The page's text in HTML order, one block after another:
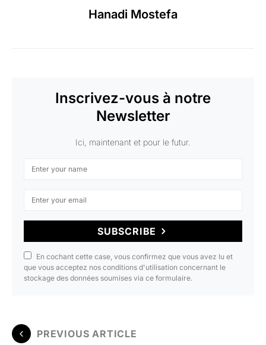
Hanadi Mostefa
Inscrivez-vous à notre
Newsletter
Ici, maintenant et pour le futur.
SUBSCRIBE
En cochant cette case, vous confirmez que vous avez lu et
que vous acceptez nos conditions d'utilisation concernant le
stockage des données soumises via ce formulaire.
PREVIOUS ARTICLE